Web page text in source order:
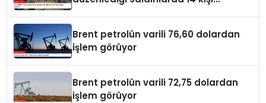
Brent petrolün varili 76,60 dolardan
işlem görüyor
Brent petrolün varili 72,75 dolardan
işlem görüyor